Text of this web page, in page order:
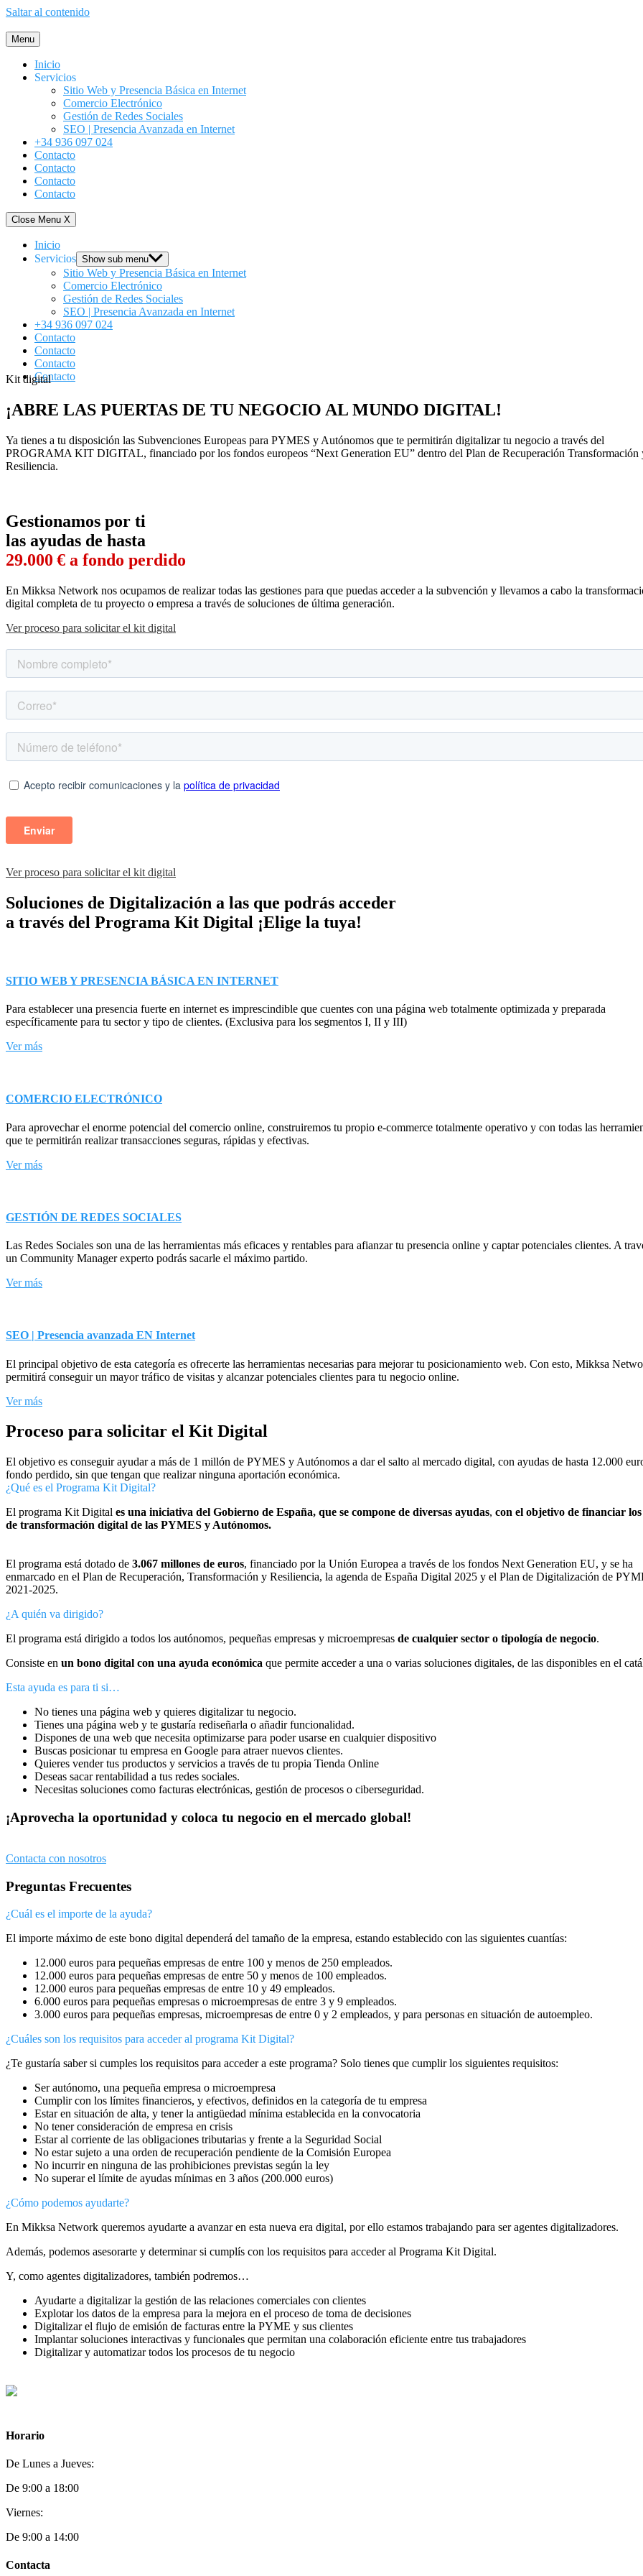
Saltar al contenido
Menu
Inicio
Servicios
Sitio Web y Presencia Básica en Internet
Comercio Electrónico
Gestión de Redes Sociales
SEO | Presencia Avanzada en Internet
+34 936 097 024
Contacto
Contacto
Contacto
Contacto
Close Menu X
Inicio
Servicios Show sub menu
Sitio Web y Presencia Básica en Internet
Comercio Electrónico
Gestión de Redes Sociales
SEO | Presencia Avanzada en Internet
+34 936 097 024
Contacto
Contacto
Contacto
Contacto
Kit digital
¡ABRE LAS PUERTAS DE TU NEGOCIO AL MUNDO DIGITAL!
Ya tienes a tu disposición las Subvenciones Europeas para PYMES y Autónomos que te permitirán digitalizar tu negocio a través del
PROGRAMA KIT DIGITAL, financiado por los fondos europeos “Next Generation EU” dentro del Plan de Recuperación Transformación
Resiliencia.
Gestionamos por ti
las ayudas de hasta
29.000 € a fondo perdido
En Mikksa Network nos ocupamos de realizar todas las gestiones para que puedas acceder a la subvención y llevamos a cabo la
digital completa de tu proyecto o empresa a través de soluciones de última generación.
Ver proceso para solicitar el kit digital
Ver proceso para solicitar el kit digital
Soluciones de Digitalización a las que podrás acceder
a través del Programa Kit Digital ¡Elige la tuya!
SITIO WEB Y PRESENCIA BÁSICA EN INTERNET
Para establecer una presencia fuerte en internet es imprescindible que cuentes con una página web totalmente optimizada y preparada
específicamente para tu sector y tipo de clientes. (Exclusiva para los segmentos I, II y III)
Ver más
COMERCIO ELECTRÓNICO
Para aprovechar el enorme potencial del comercio online, construiremos tu propio e-commerce totalmente operativo y con todas las
que te permitirán realizar transacciones seguras, rápidas y efectivas.
Ver más
GESTIÓN DE REDES SOCIALES
Las Redes Sociales son una de las herramientas más eficaces y rentables para afianzar tu presencia online y captar potenciales clientes. A
un Community Manager experto podrás sacarle el máximo partido.
Ver más
SEO | Presencia avanzada EN Internet
El principal objetivo de esta categoría es ofrecerte las herramientas necesarias para mejorar tu posicionamiento web. Con esto, Mikksa
permitirá conseguir un mayor tráfico de visitas y alcanzar potenciales clientes para tu negocio online.
Ver más
Proceso para solicitar el Kit Digital
El objetivo es conseguir ayudar a más de 1 millón de PYMES y Autónomos a dar el salto al mercado digital, con ayudas de hasta 12.000
fondo perdido, sin que tengan que realizar ninguna aportación económica.
¿Qué es el Programa Kit Digital?
El programa Kit Digital es una iniciativa del Gobierno de España, que se compone de diversas ayudas, con el objetivo de financiar los
de transformación digital de las PYMES y Autónomos.
El programa está dotado de 3.067 millones de euros, financiado por la Unión Europea a través de los fondos Next Generation EU, y se ha
enmarcado en el Plan de Recuperación, Transformación y Resiliencia, la agenda de España Digital 2025 y el Plan de Digitalización de
2021-2025.
¿A quién va dirigido?
El programa está dirigido a todos los autónomos, pequeñas empresas y microempresas de cualquier sector o tipología de negocio.
Consiste en un bono digital con una ayuda económica que permite acceder a una o varias soluciones digitales, de las disponibles en el
Esta ayuda es para ti si…
No tienes una página web y quieres digitalizar tu negocio.
Tienes una página web y te gustaría rediseñarla o añadir funcionalidad.
Dispones de una web que necesita optimizarse para poder usarse en cualquier dispositivo
Buscas posicionar tu empresa en Google para atraer nuevos clientes.
Quieres vender tus productos y servicios a través de tu propia Tienda Online
Deseas sacar rentabilidad a tus redes sociales.
Necesitas soluciones como facturas electrónicas, gestión de procesos o ciberseguridad.
¡Aprovecha la oportunidad y coloca tu negocio en el mercado global!
Contacta con nosotros
Preguntas Frecuentes
¿Cuál es el importe de la ayuda?
El importe máximo de este bono digital dependerá del tamaño de la empresa, estando establecido con las siguientes cuantías:
12.000 euros para pequeñas empresas de entre 100 y menos de 250 empleados.
12.000 euros para pequeñas empresas de entre 50 y menos de 100 empleados.
12.000 euros para pequeñas empresas de entre 10 y 49 empleados.
6.000 euros para pequeñas empresas o microempresas de entre 3 y 9 empleados.
3.000 euros para pequeñas empresas, microempresas de entre 0 y 2 empleados, y para personas en situación de autoempleo.
¿Cuáles son los requisitos para acceder al programa Kit Digital?
¿Te gustaría saber si cumples los requisitos para acceder a este programa? Solo tienes que cumplir los siguientes requisitos:
Ser autónomo, una pequeña empresa o microempresa
Cumplir con los límites financieros, y efectivos, definidos en la categoría de tu empresa
Estar en situación de alta, y tener la antigüedad mínima establecida en la convocatoria
No tener consideración de empresa en crisis
Estar al corriente de las obligaciones tributarias y frente a la Seguridad Social
No estar sujeto a una orden de recuperación pendiente de la Comisión Europea
No incurrir en ninguna de las prohibiciones previstas según la ley
No superar el límite de ayudas mínimas en 3 años (200.000 euros)
¿Cómo podemos ayudarte?
En Mikksa Network queremos ayudarte a avanzar en esta nueva era digital, por ello estamos trabajando para ser agentes digitalizadores.
Además, podemos asesorarte y determinar si cumplís con los requisitos para acceder al Programa Kit Digital.
Y, como agentes digitalizadores, también podremos…
Ayudarte a digitalizar la gestión de las relaciones comerciales con clientes
Explotar los datos de la empresa para la mejora en el proceso de toma de decisiones
Digitalizar el flujo de emisión de facturas entre la PYME y sus clientes
Implantar soluciones interactivas y funcionales que permitan una colaboración eficiente entre tus trabajadores
Digitalizar y automatizar todos los procesos de tu negocio
Horario
De Lunes a Jueves:
De 9:00 a 18:00
Viernes:
De 9:00 a 14:00
Contacta